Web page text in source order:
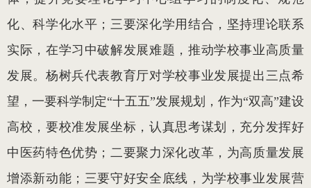
化、科学化水平；三要深化学用结合，坚持理论联系
实际，在学习中破解发展难题，推动学校事业高质量
发展。杨树兵代表教育厅对学校事业发展提出三点希
望，一要科学制定“十五五”发展规划，作为“双高”建设
高校，要校准发展坐标，认真思考谋划，充分发挥好
中医药特色优势；二要聚力深化改革，为高质量发展
增添新动能；三要守好安全底线，为学校事业发展营